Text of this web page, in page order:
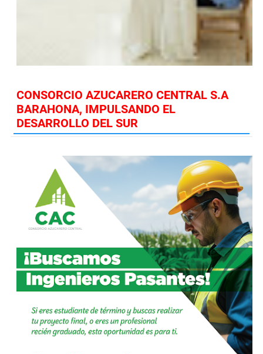
CONSORCIO AZUCARERO CENTRAL S.A
BARAHONA, IMPULSANDO EL
DESARROLLO DEL SUR